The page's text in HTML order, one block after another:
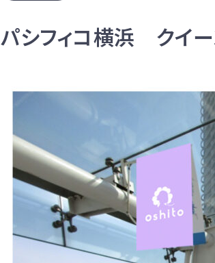
パシフィコ横浜 クイ